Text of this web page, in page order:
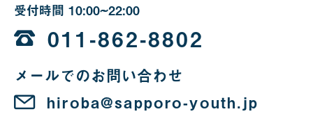
受付時間 10:00~22:00
時
か
ら
22
011-862-8802
メールでのお問い合わせ
hiroba@sapporo-youth.jp